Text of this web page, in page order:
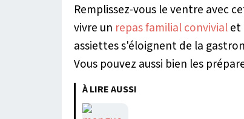
Remplissez-vous le ventre avec
vivre un repas familial convivialet
assiettes s'éloignent de la
Vous pouvez aussi bien les
À LIRE AUSSI